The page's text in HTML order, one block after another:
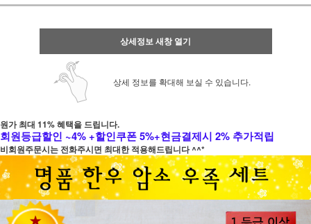
상세정보 새창 열기
상세 정보를 확대해 보실 수 있습니다.
원가 최대 11% 혜택을 드립니다.
회원등급할인 ~4% +할인쿠폰 5%+현금결제시 2% 추가적립
비회원주문시는 전화주시면 최대한 적용해드립니다 ^^*